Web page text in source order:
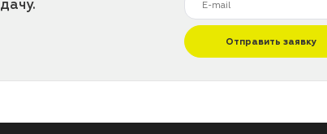
Отправить заявку